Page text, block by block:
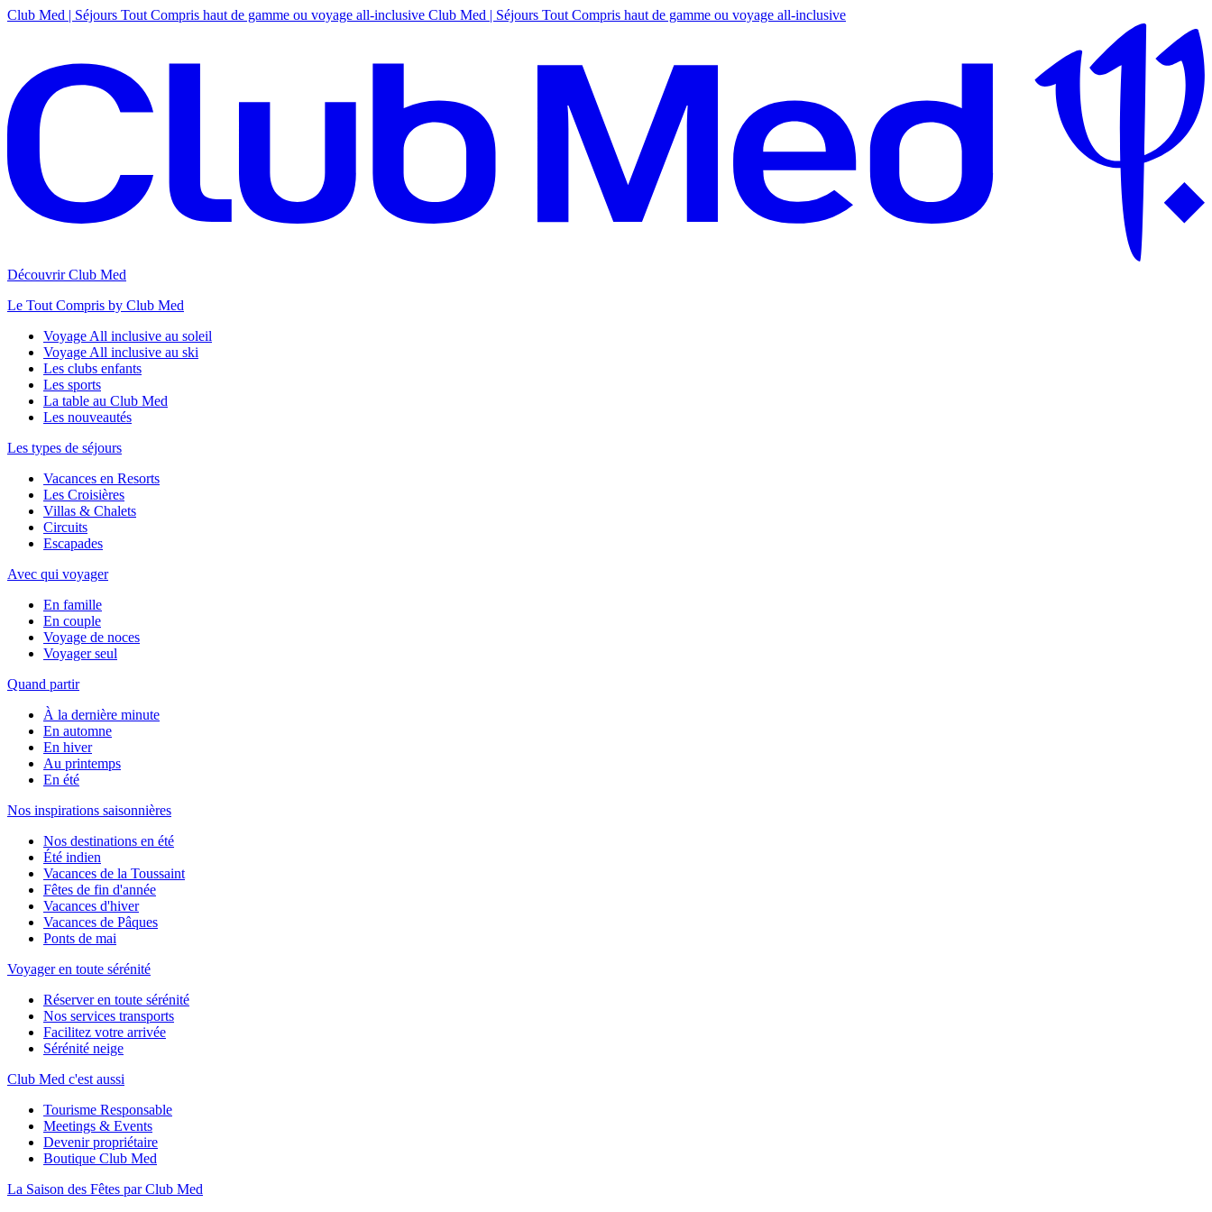
Club Med | Séjours Tout Compris haut de gamme ou voyage all-inclusive Club Med | Séjours Tout Compris haut de gamme ou voyage all-inclusive
Découvrir Club Med
Le Tout Compris by Club Med
Voyage All inclusive au soleil
Voyage All inclusive au ski
Les clubs enfants
Les sports
La table au Club Med
Les nouveautés
Les types de séjours
Vacances en Resorts
Les Croisières
Villas & Chalets
Circuits
Escapades
Avec qui voyager
En famille
En couple
Voyage de noces
Voyager seul
Quand partir
À la dernière minute
En automne
En hiver
Au printemps
En été
Nos inspirations saisonnières
Nos destinations en été
Été indien
Vacances de la Toussaint
Fêtes de fin d'année
Vacances d'hiver
Vacances de Pâques
Ponts de mai
Voyager en toute sérénité
Réserver en toute sérénité
Nos services transports
Facilitez votre arrivée
Sérénité neige
Club Med c'est aussi
Tourisme Responsable
Meetings & Events
Devenir propriétaire
Boutique Club Med
La Saison des Fêtes par Club Med